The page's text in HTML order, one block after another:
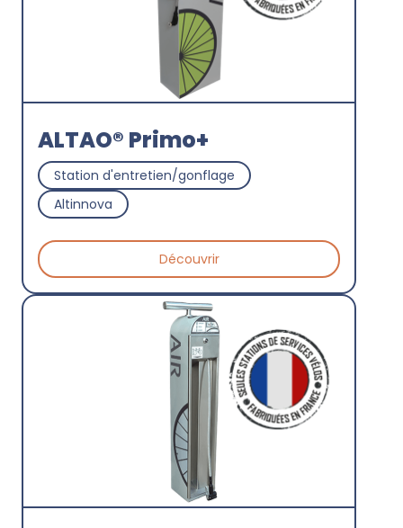
ALTAO® Primo+
Station d'entretien/gonflage
Altinnova
Découvrir